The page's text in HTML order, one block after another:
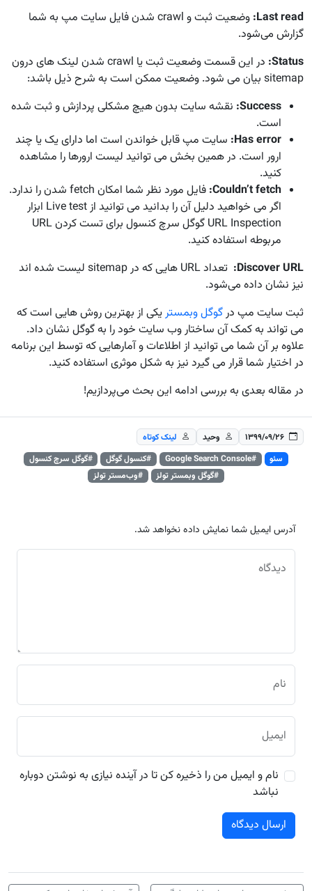
Last read
:
وضعیت ثبت و crawl شدن فایل سایت مپ به شما
گزارش می‌شود.
Status
:
در این قسمت وضعیت ثبت یا crawl شدن لینک های درون
sitemap بیان می شود. وضعیت ممکن است به شرح ذیل باشد:
Success
: نقشه سایت بدون هیچ مشکلی پردازش و ثبت شده
است.
Has error
: سایت مپ قابل خواندن است اما دارای یک یا چند
ارور است. در همین بخش می توانید لیست ارورها را مشاهده
کنید.
Couldn’t fetch
:
فایل مورد نظر شما امکان fetch شدن را ندارد.
اگر می خواهید دلیل آن را بدانید می توانید از Live test ابزار
URL Inspection گوگل سرچ کنسول برای تست کردن URL
مربوطه استفاده کنید.
Discover URL
:
تعداد URL هایی که در sitemap لیست شده اند
نیز نشان داده می‌شود.
ثبت سایت مپ درگوگل وبمستریکی از بهترین روش هایی است که
می تواند به کمک آن ساختار وب سایت خود را به گوگل نشان داد.
علاوه بر آن شما می توانید از اطلاعات و آمارهایی که توسط این برنامه
در اختیار شما قرار می گیرد نیز به شکل موثری استفاده کنید.
در مقاله بعدی به بررسی ادامه این بحث می‌پردازیم!
۱۳۹۹/۰۹/۲۶ وحید
لینک کوتاه
سئو
#Google Search Console #کنسول گوگل
#گوگل سرچ کنسول
#گوگل وبمستر تولز
#وب‌مستر تولز
آدرس ایمیل شما نمایش داده نخواهد شد.
دیدگاه
نام
ایمیل
نام و ایمیل من را ذخیره کن تا در آینده نیازی به نوشتن دوباره
نباشد